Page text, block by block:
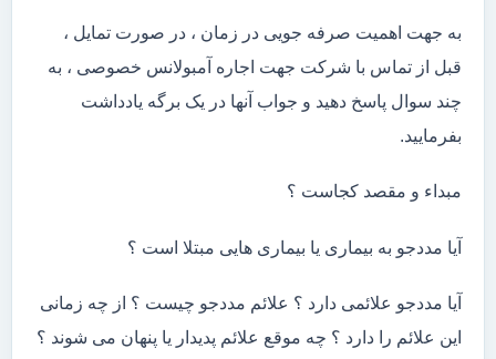
به جهت اهمیت صرفه جویی در زمان ، در صورت تمایل ،
قبل از تماس با شرکت جهت اجاره آمبولانس خصوصی ، به
چند سوال پاسخ دهید و جواب آنها در یک برگه یادداشت
بفرمایید.
مبداء و مقصد کجاست ؟
آیا مددجو به بیماری یا بیماری هایی مبتلا است ؟
آیا مددجو علائمی دارد ؟ علائم مددجو چیست ؟ از چه زمانی
این علائم را دارد ؟ چه موقع علائم پدیدار یا پنهان می شوند ؟